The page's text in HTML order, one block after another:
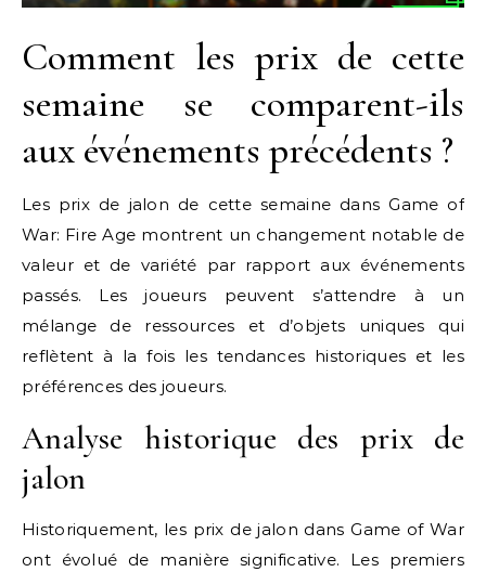
Comment les prix de cette
semaine se comparent-ils
aux événements précédents ?
Les prix de jalon de cette semaine dans Game of
War: Fire Age montrent un changement notable de
valeur et de variété par rapport aux événements
passés. Les joueurs peuvent s’attendre à un
mélange de ressources et d’objets uniques qui
reflètent à la fois les tendances historiques et les
préférences des joueurs.
Analyse historique des prix de
jalon
Historiquement, les prix de jalon dans Game of War
ont évolué de manière significative. Les premiers